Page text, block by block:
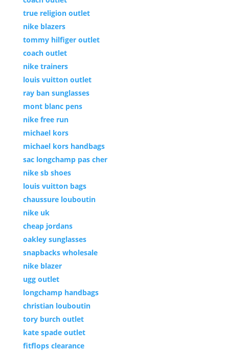
true religion outlet
nike blazers
tommy hilfiger outlet
coach outlet
nike trainers
louis vuitton outlet
ray ban sunglasses
mont blanc pens
nike free run
michael kors
michael kors handbags
sac longchamp pas cher
nike sb shoes
louis vuitton bags
chaussure louboutin
nike uk
cheap jordans
oakley sunglasses
snapbacks wholesale
nike blazer
ugg outlet
longchamp handbags
christian louboutin
tory burch outlet
kate spade outlet
fitflops clearance